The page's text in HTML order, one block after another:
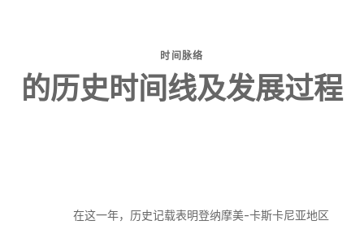
时间脉络
的历史时间线及发展过程
在这一年，历史记载表明登纳摩美-卡斯卡尼亚地区